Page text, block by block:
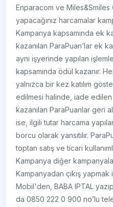
Enparacom ve Miles&Smiles
yapacağınız harcamalar
Kampanya kapsamında ek
kazanılan ParaPuan’lar ek
aynı işyerinde yapılan
kapsamında ödül kazanır.
yalnızca bir kez katılım
edilmesi halinde, iade edilen
kazanılan ParaPuanlar geri
ise, ilgili tutar harcama
borcu olarak yansıtılır.
toptan satış ve ticari
Kampanya diğer
Kampanyadan çıkış
Mobil'den, BABA IPTAL
da 0850 222 0 900 no’lu